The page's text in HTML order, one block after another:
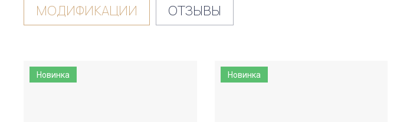
МОДИФИКАЦИИ ОТЗЫВЫ
Новинка Новинка